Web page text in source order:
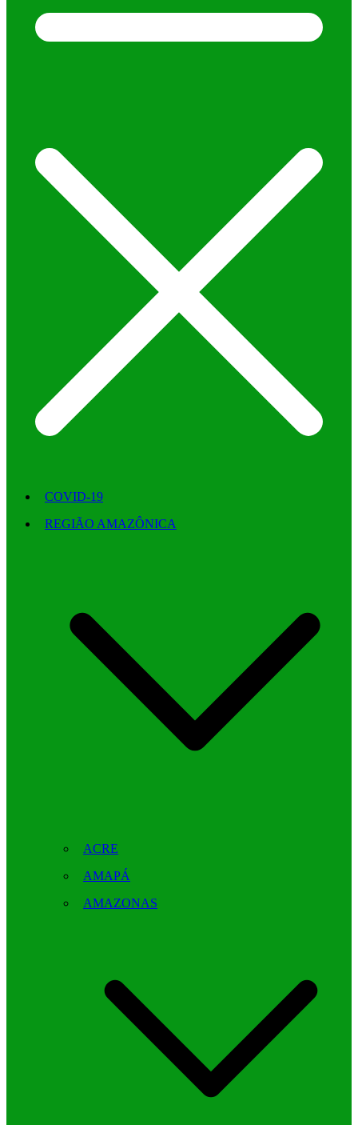
COVID-19
REGIÃO AMAZÔNICA
ACRE
AMAPÁ
AMAZONAS